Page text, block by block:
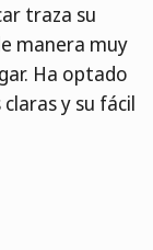
traza su
manera muy
Ha optado
y su fácil